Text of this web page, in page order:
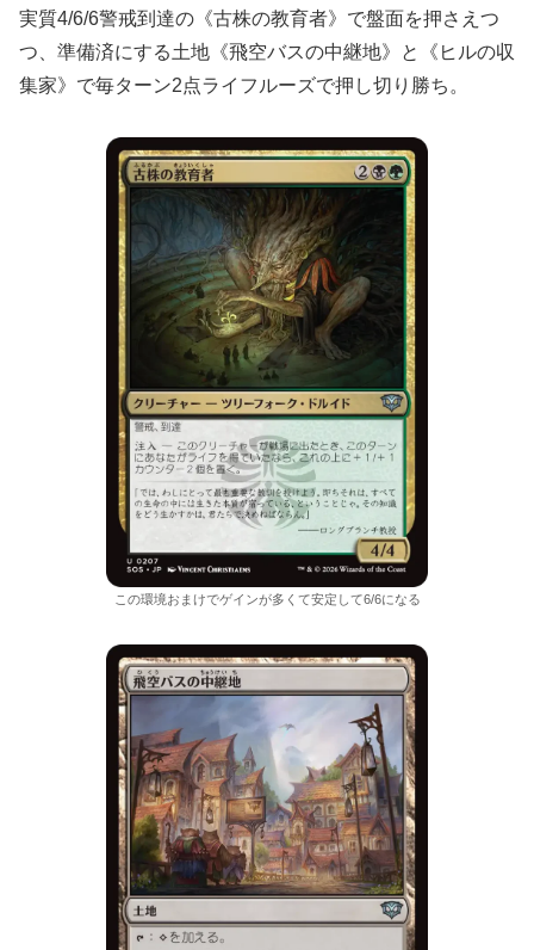
実質4/6/6警戒到達の《古株の教育者》で盤面を押さえつ
つ、準備済にする土地《飛空バスの中継地》と《ヒルの収
集家》で毎ターン2点ライフルーズで押し切り勝ち。
この環境おまけでゲインが多くて安定して6/6になる